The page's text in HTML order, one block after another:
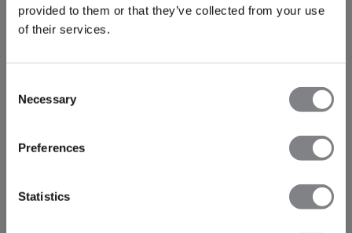
provided to them or that they’ve collected from your use
of their services.
Selection
Necessary
Preferences
Statistics